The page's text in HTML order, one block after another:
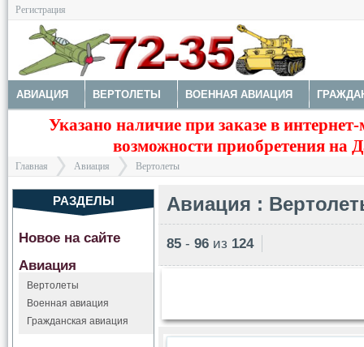
Регистрация
АВИАЦИЯ ВЕРТОЛЕТЫ ВОЕННАЯ АВИАЦИЯ
МОДЕЛИ КОРАБЛЕЙ И ПОДЛОДОК КОСМОС ЗДАНИЯ,
Указано наличие при заказе в
возможности приобретения на
Главная Авиация Вертолеты
Авиация :
85 - 96 из 124
РАЗДЕЛЫ
Новое на сайте
Авиация
Вертолеты
Военная авиация
Гражданская авиация